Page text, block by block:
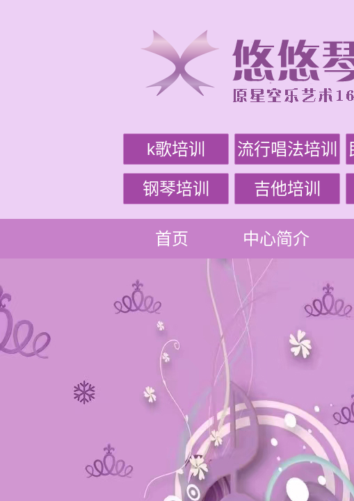
k歌培训 流行唱法培训
钢琴培训 吉他培训
首页 中心简介